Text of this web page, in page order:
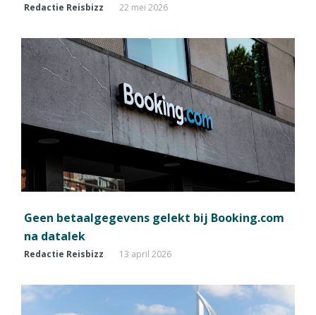
Redactie Reisbizz 22 mei 2026
Geen betaalgegevens gelekt bij Booking.com
na datalek
Redactie Reisbizz 13 april 2026